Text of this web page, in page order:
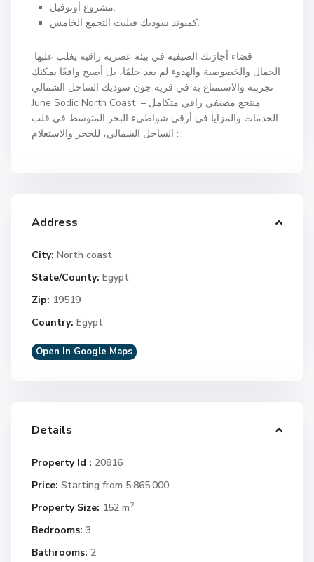
مشروع أوتوفيل.
كمبوند سوديك فيليت التجمع الخامس.
قضاء أجازتك الصيفية في بيئة عصرية راقية يغلب عليها
الجمال والخصوصية والهدوء لم يعد حلمًا، بل أصبح واقعًا يمكنك
تجربته والاستمتاع به في قرية جون سوديك الساحل الشمالي
June Sodic North Coast – منتجع مصيفي راقي متكامل
الخدمات والمزايا في أرقى شواطيء البحر المتوسط في قلب
الساحل الشمالي، للحجز والاستعلام :
Address
City: North coast
State/County: Egypt
Zip: 19519
Country: Egypt
Open In Google Maps
Details
Property Id : 20816
Price: Starting from 5.865.000
Property Size: 152 m2
Bedrooms: 3
Bathrooms: 2